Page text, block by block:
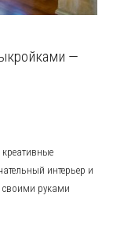
—
интерьер и
своими руками